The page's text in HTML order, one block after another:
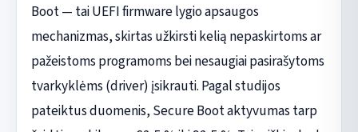
Boot — tai UEFI firmware lygio apsaugos
mechanizmas, skirtas užkirsti kelią nepaskirtoms ar
pažeistoms programoms bei nesaugiai pasirašytoms
tvarkyklėms (driver) įsikrauti. Pagal studijos
pateiktus duomenis, Secure Boot aktyvumas tarp